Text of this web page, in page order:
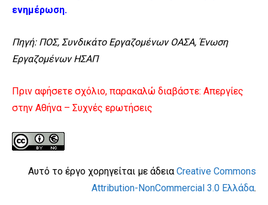
ενημέρωση.
Πηγή: ΠΟΣ, Συνδικάτο Εργαζομένων ΟΑΣΑ, Ένωση
Εργαζομένων ΗΣΑΠ
Πριν αφήσετε σχόλιο, παρακαλώ διαβάστε: Απεργίες
στην Αθήνα – Συχνές ερωτήσεις
Αυτό το έργο χορηγείται με άδειαCreative Commons
Attribution-NonCommercial 3.0 Ελλάδα.